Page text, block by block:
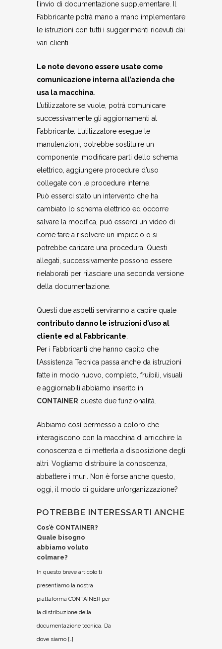
l’invio di documentazione supplementare. Il
Fabbricante potrà mano a mano implementare
le istruzioni con tutti i suggerimenti ricevuti dai
vari clienti.
Le note devono essere usate come
comunicazione interna all’azienda che
usa la macchina
L’utilizzatore se vuole, potrà comunicare
successivamente gli aggiornamenti al
Fabbricante. L’utilizzatore esegue le
manutenzioni, potrebbe sostituire un
componente, modificare parti dello schema
elettrico, aggiungere procedure d’uso
collegate con le procedure interne.
Può esserci stato un intervento che ha
cambiato lo schema elettrico ed occorre
salvare la modifica, può esserci un video di
come fare a risolvere un impiccio o si
potrebbe caricare una procedura. Questi
allegati, successivamente possono essere
rielaborati per rilasciare una seconda versione
della documentazione.
Questi due aspetti serviranno a capire quale
contributo danno le istruzioni d’uso al
cliente ed al Fabbricante
Per i Fabbricanti che hanno capito che
l’Assistenza Tecnica passa anche da istruzioni
fatte in modo nuovo, completo, fruibili, visuali
e aggiornabili abbiamo inserito in
CONTAINER queste due funzionalità.
Abbiamo così permesso a coloro che
interagiscono con la macchina di arricchire la
conoscenza e di metterla a disposizione degli
altri. Vogliamo distribuire la conoscenza,
abbattere i muri. Non è forse anche questo,
oggi, il modo di guidare un’organizzazione?
POTREBBE INTERESSARTI ANCHE
Cos’è CONTAINER?
Quale bisogno
abbiamo voluto
colmare?
In questo breve articolo ti
presentiamo la nostra
piattaforma CONTAINER per
la distribuzione della
documentazione tecnica. Da
dove siamo […]